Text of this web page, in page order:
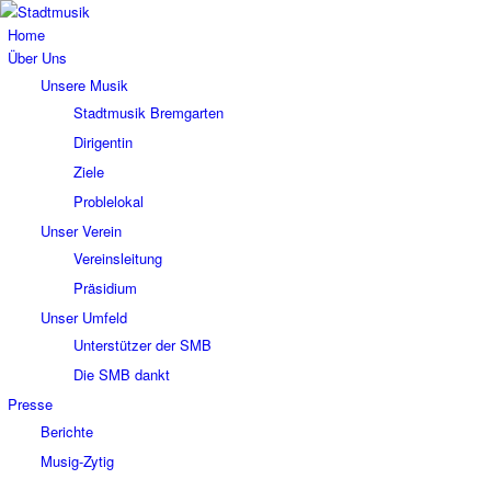
Home
Über Uns
Unsere Musik
Stadtmusik Bremgarten
Dirigentin
Ziele
Problelokal
Unser Verein
Vereinsleitung
Präsidium
Unser Umfeld
Unterstützer der SMB
Die SMB dankt
Presse
Berichte
Musig-Zytig